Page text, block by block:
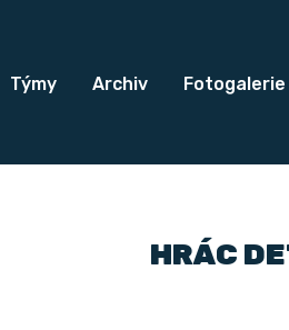
Týmy Archiv Fotogalerie
HRÁC